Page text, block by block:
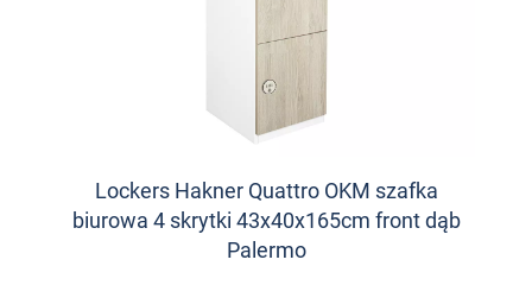
Lockers Hakner Quattro OKM szafka
biurowa 4 skrytki 43x40x165cm front dąb
Palermo